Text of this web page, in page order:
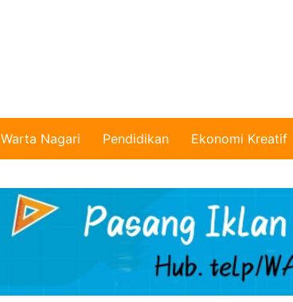
Warta Nagari Pendidikan Ekonomi Kreatif